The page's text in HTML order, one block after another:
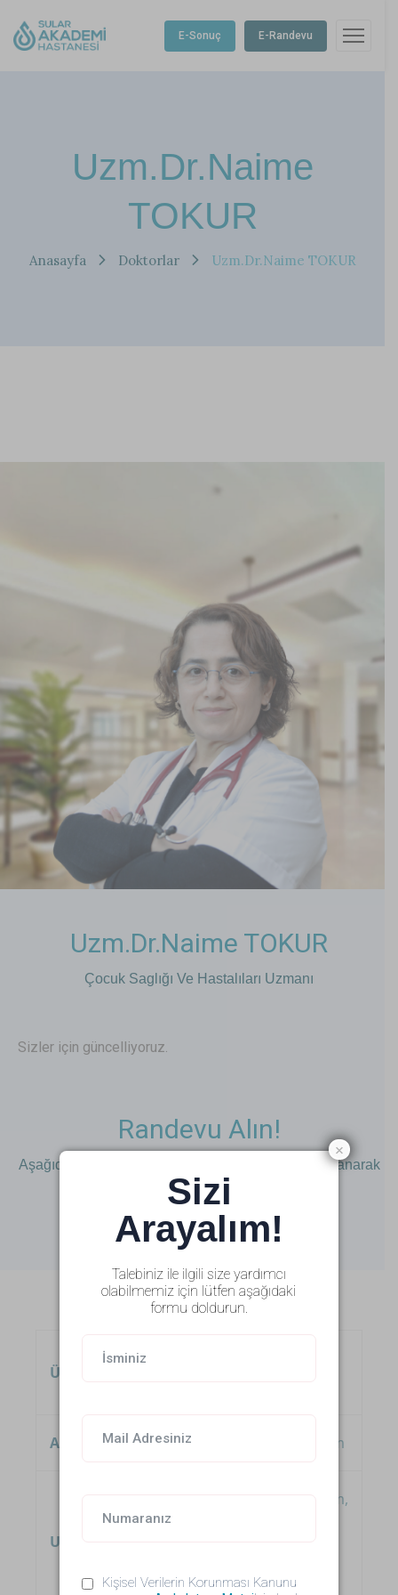
E-Sonuç E-Randevu
Uzm.Dr.Naime
TOKUR
Anasayfa Doktorlar Uzm.Dr.Naime TOKUR
Uzm.Dr.Naime TOKUR
Çocuk Saglığı Ve Hastalıları Uzmanı
Sizler için güncelliyoruz.
Randevu Alın!
Aşağıdaki buton ile online randevu sistemimizi kullanarak
güvenilir bir şekilde randevu alabilirsiniz.
Randevu Alın +
Eğitim ve Belgeler
Üniversite:
Alanlar: Kadın Hastalıkları ve Doğum
Uzmanlık:
Kadın Hastalıkları ve Doğum,
Kahramanmaraş Sütçü
Fakültesi, 2008
Sizi
Arayalım!
Talebiniz ile ilgili size yardımcı
olabilmemiz için lütfen aşağıdaki
formu doldurun.
Kişisel Verilerin Korunması Kanunu
×